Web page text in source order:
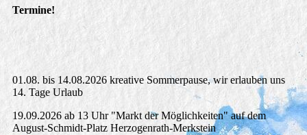
Termine!
01.08. bis 14.08.2026 kreative Sommerpause, wir erlauben uns
14. Tage Urlaub
19.09.2026 ab 13 Uhr "Markt der Möglichkeiten" auf dem
August-Schmidt-Platz Herzogenrath-Merkstein